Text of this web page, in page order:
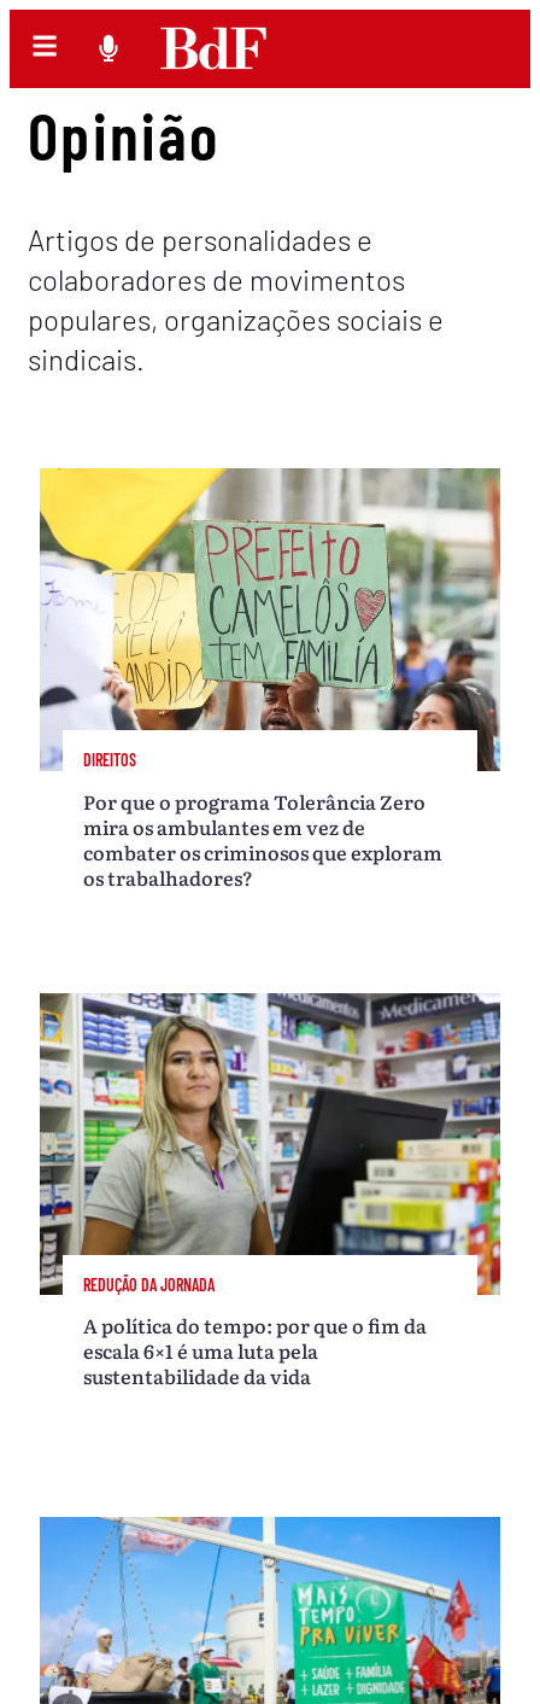
Opinião
Artigos de personalidades e
colaboradores de movimentos
populares, organizações sociais e
sindicais.
DIREITOS
Por que o programa Tolerância Zero
mira os ambulantes em vez de
combater os criminosos que exploram
os trabalhadores?
REDUÇÃO DA JORNADA
A política do tempo: por que o fim da
escala 6×1 é uma luta pela
sustentabilidade da vida